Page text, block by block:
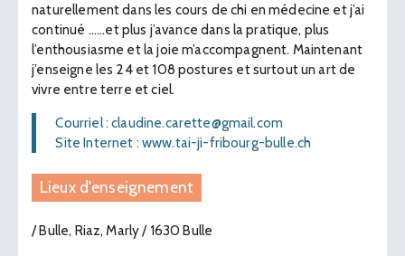
naturellement dans les cours de chi en médecine et j’ai
continué ......et plus j’avance dans la pratique, plus
l’enthousiasme et la joie m’accompagnent. Maintenant
j’enseigne les 24 et 108 postures et surtout un art de
vivre entre terre et ciel.
Courriel : claudine.carette@gmail.com
Site Internet : www.tai-ji-fribourg-bulle.ch
Lieux d'enseignement
/ Bulle, Riaz, Marly / 1630 Bulle